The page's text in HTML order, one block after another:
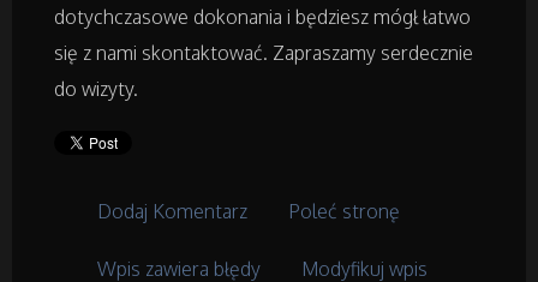
Handel Online
Meble
dotychczasowe dokonania i będziesz mógł łatwo
się z nami skontaktować. Zapraszamy serdecznie
do wizyty.
Dodaj Komentarz Poleć stronę
Wpis zawiera błędy Modyfikuj wpis